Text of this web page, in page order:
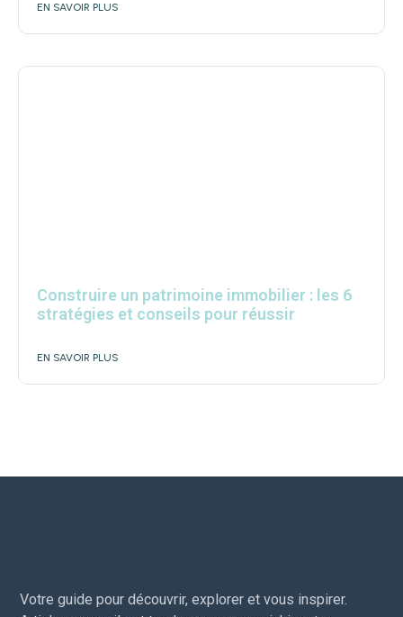
EN SAVOIR PLUS
Construire un patrimoine immobilier : les 6
stratégies et conseils pour réussir
EN SAVOIR PLUS
Votre guide pour découvrir, explorer et vous inspirer.